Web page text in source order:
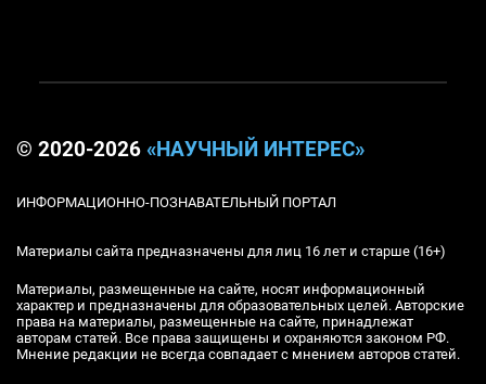
© 2020-2026 «НАУЧНЫЙ ИНТЕРЕС»
ИНФОРМАЦИОННО-ПОЗНАВАТЕЛЬНЫЙ ПОРТАЛ
Материалы сайта предназначены для лиц 16 лет и старше (16+)
Материалы, размещенные на сайте, носят информационный
характер и предназначены для образовательных целей. Авторские
права на материалы, размещенные на сайте, принадлежат
авторам статей. Все права защищены и охраняются законом РФ.
Мнение редакции не всегда совпадает с мнением авторов статей.